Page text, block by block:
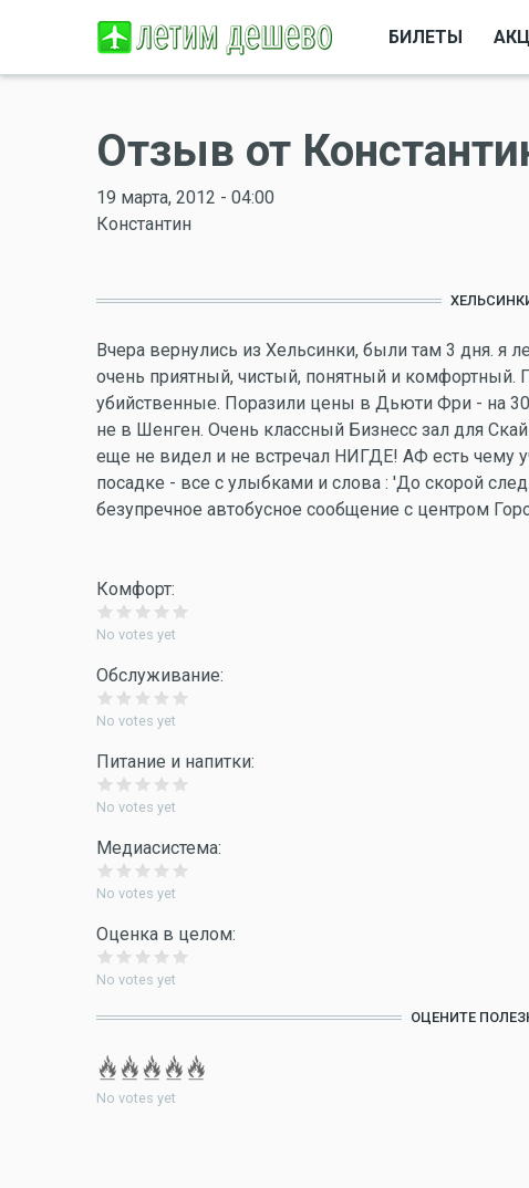
БИЛЕТЫ
Отзыв от
19 марта, 2012 - 04:00
Константин
Вчера вернулись из Хельсинки, были там 3 дня. я
очень приятный, чистый, понятный и
убийственные. Поразили цены в Дьюти Фри - на
не в Шенген. Очень классный Бизнесс зал для
еще не видел и не встречал НИГДЕ! АФ есть чему
посадке - все с улыбками и слова : 'До скорой
безупречное автобусное сообщение с центром
Комфорт:
No votes yet
Обслуживание:
No votes yet
Питание и напитки:
No votes yet
Медиасистема:
No votes yet
Оценка в целом:
No votes yet
ОЦЕНИТЕ
No votes yet